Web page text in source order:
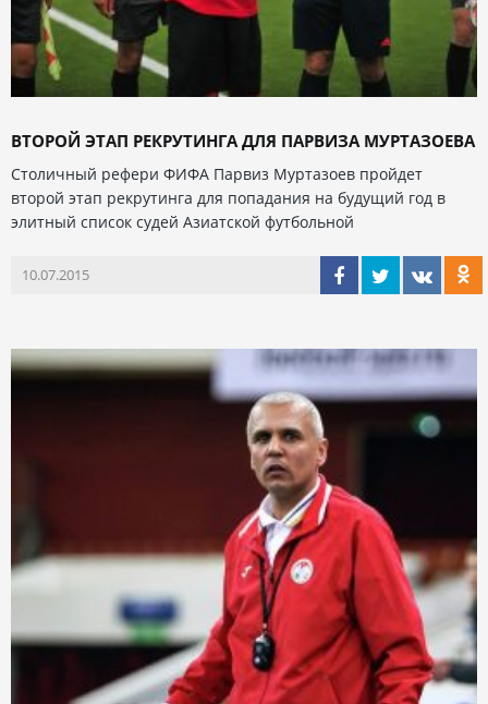
ВТОРОЙ ЭТАП РЕКРУТИНГА ДЛЯ ПАРВИЗА МУРТАЗОЕВА
Столичный рефери ФИФА Парвиз Муртазоев пройдет
второй этап рекрутинга для попадания на будущий год в
элитный список судей Азиатской футбольной
10.07.2015